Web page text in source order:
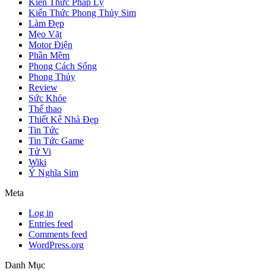
Kiến Thức Phong Thủy Sim
Làm Đẹp
Mẹo Vặt
Motor Điện
Phần Mềm
Phong Cách Sống
Phong Thủy
Review
Sức Khỏe
Thể thao
Thiết Kế Nhà Đẹp
Tin Tức
Tin Tức Game
Tử Vi
Wiki
Ý Nghĩa Sim
Meta
Log in
Entries feed
Comments feed
WordPress.org
Danh Mục